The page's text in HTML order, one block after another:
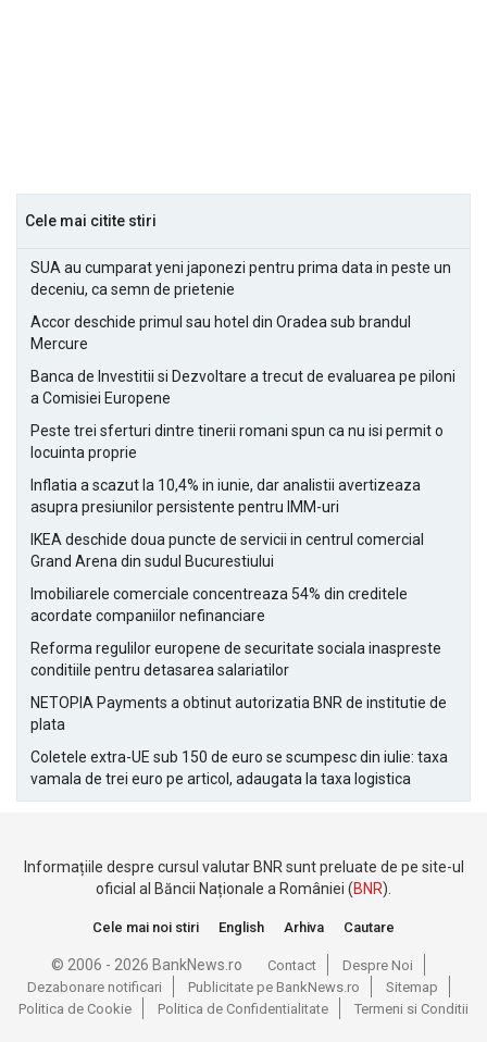
Cele mai citite stiri
SUA au cumparat yeni japonezi pentru prima data in peste un
deceniu, ca semn de prietenie
Accor deschide primul sau hotel din Oradea sub brandul
Mercure
Banca de Investitii si Dezvoltare a trecut de evaluarea pe piloni
a Comisiei Europene
Peste trei sferturi dintre tinerii romani spun ca nu isi permit o
locuinta proprie
Inflatia a scazut la 10,4% in iunie, dar analistii avertizeaza
asupra presiunilor persistente pentru IMM-uri
IKEA deschide doua puncte de servicii in centrul comercial
Grand Arena din sudul Bucurestiului
Imobiliarele comerciale concentreaza 54% din creditele
acordate companiilor nefinanciare
Reforma regulilor europene de securitate sociala inaspreste
conditiile pentru detasarea salariatilor
NETOPIA Payments a obtinut autorizatia BNR de institutie de
plata
Coletele extra-UE sub 150 de euro se scumpesc din iulie: taxa
vamala de trei euro pe articol, adaugata la taxa logistica
Informațiile despre cursul valutar BNR sunt preluate de pe site-ul
oficial al Băncii Naționale a României (BNR).
Cele mai noi stiri English Arhiva Cautare
© 2006 - 2026 BankNews.ro Contact
Despre Noi
Dezabonare notificari
Publicitate pe BankNews.ro
Sitemap
Politica de Cookie
Politica de Confidentialitate Termeni si Conditii